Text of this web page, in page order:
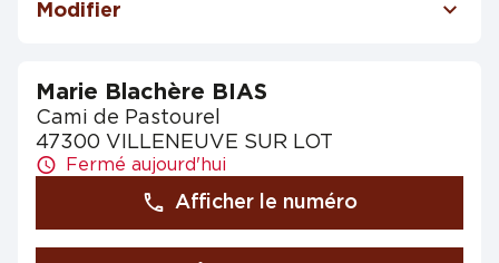
Modifier
Marie Blachère BIAS
Cami de Pastourel
47300 VILLENEUVE SUR LOT
Fermé aujourd'hui
Afficher le numéro